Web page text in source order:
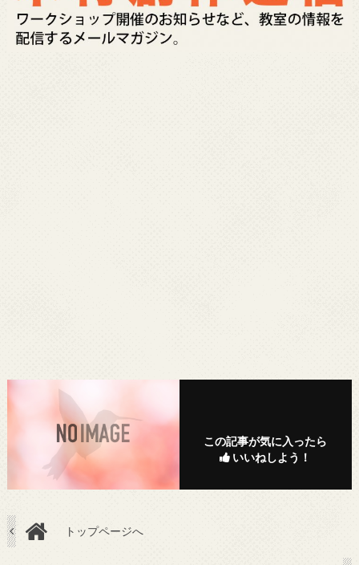
この記事が気に入ったら
いいねしよう！
トップページへ